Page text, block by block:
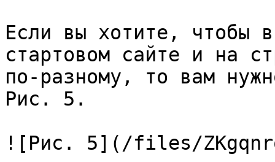
Если вы хотите, чтобы
стартовом сайте и на
по-разному, то вам
Рис. 5.
![Рис. 5](/files/